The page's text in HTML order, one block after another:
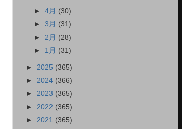
►4月 (30)
►3月 (31)
► 2月 (28)
► 1月 (31)
► 2025 (365)
► 2024 (366)
► 2023 (365)
► 2022 (365)
► 2021 (365)